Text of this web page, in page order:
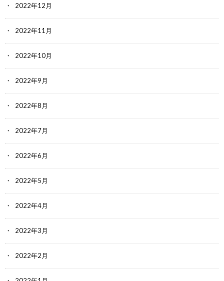
2022年12月
2022年11月
2022年10月
2022年9月
2022年8月
2022年7月
2022年6月
2022年5月
2022年4月
2022年3月
2022年2月